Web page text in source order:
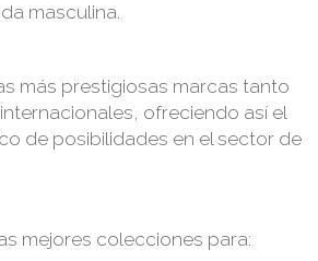
masculina.
más prestigiosas marcas tanto
ofreciendo así el
de posibilidades en el sector de
mejores colecciones para: